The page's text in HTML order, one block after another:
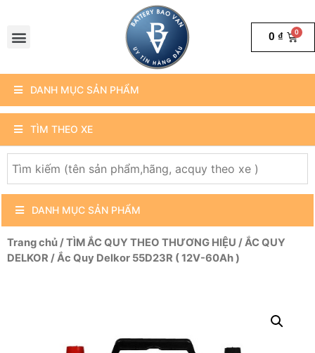
0 ₫
DANH MỤC SẢN PHẨM
TÌM THEO XE
DANH MỤC SẢN PHẨM
Trang chủ/TÌM ẮC QUY THEO THƯƠNG HIỆU /ẮC QUY
DELKOR / Ắc Quy Delkor 55D23R ( 12V-60Ah )